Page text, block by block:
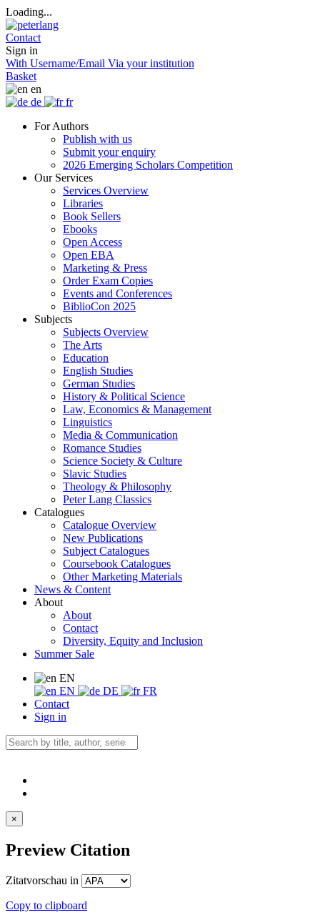
Loading...
Contact
Sign in
With Username/Email Via your institution
Basket
en
de
fr
For Authors
Publish with us
Submit your enquiry
2026 Emerging Scholars Competition
Our Services
Services Overview
Libraries
Book Sellers
Ebooks
Open Access
Open EBA
Marketing & Press
Order Exam Copies
Events and Conferences
BiblioCon 2025
Subjects
Subjects Overview
The Arts
Education
English Studies
German Studies
History & Political Science
Law, Economics & Management
Linguistics
Media & Communication
Romance Studies
Science Society & Culture
Slavic Studies
Theology & Philosophy
Peter Lang Classics
Catalogues
Catalogue Overview
New Publications
Subject Catalogues
Coursebook Catalogues
Other Marketing Materials
News & Content
About
About
Contact
Diversity, Equity and Inclusion
Summer Sale
EN
EN
DE
FR
Contact
Sign in
×
Preview Citation
Zitatvorschau in
Copy to clipboard